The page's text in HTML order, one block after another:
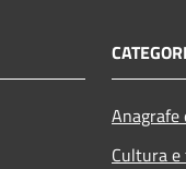
Cultura